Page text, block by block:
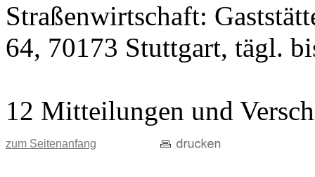
Straßenwirtschaft:
64, 70173 Stuttgart, tägl.
12 Mitteilungen und
zum Seitenanfang